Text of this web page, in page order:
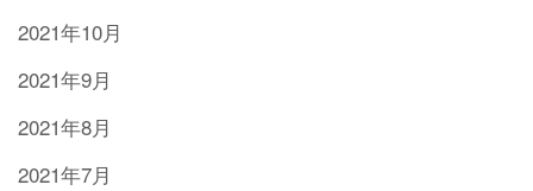
2021年10月
2021年9月
2021年8月
2021年7月